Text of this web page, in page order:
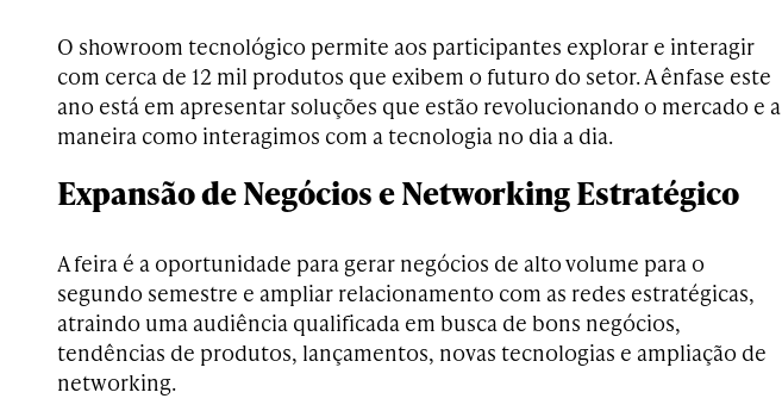
O showroom tecnológico permite aos participantes explorar e interagir
com cerca de 12 mil produtos que exibem o futuro do setor. A ênfase este
ano está em apresentar soluções que estão revolucionando o mercado e a
maneira como interagimos com a tecnologia no dia a dia.
Expansão de Negócios e Networking Estratégico
A feira é a oportunidade para gerar negócios de alto volume para o
segundo semestre e ampliar relacionamento com as redes estratégicas,
atraindo uma audiência qualificada em busca de bons negócios,
tendências de produtos, lançamentos, novas tecnologias e ampliação de
networking.